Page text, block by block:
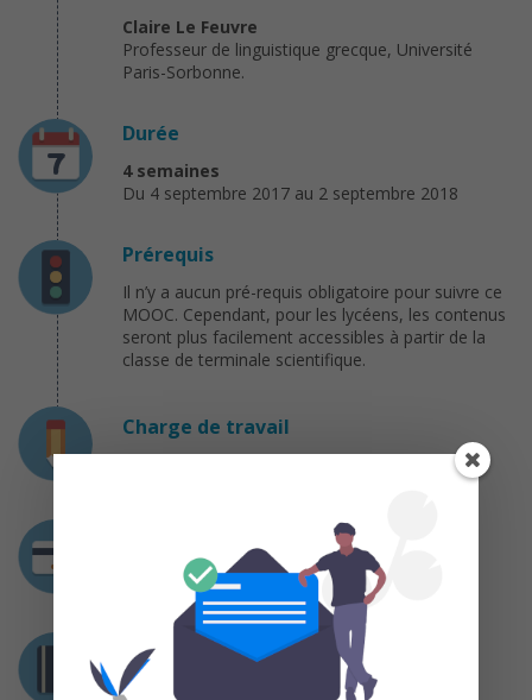
Claire Le Feuvre
Professeur de linguistique grecque, Université
Paris-Sorbonne.
Durée
4 semaines
Du 4 septembre 2017 au 2 septembre 2018
Prérequis
Il n’y a aucun pré-requis obligatoire pour suivre ce
MOOC. Cependant, pour les lycéens, les contenus
seront plus facilement accessibles à partir de la
classe de terminale scientifique.
Charge de travail
Certification
Un résultat de 60% aux évaluations de fin de